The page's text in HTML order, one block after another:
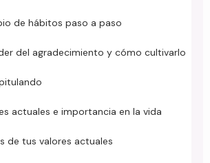
de hábitos paso a paso
del agradecimiento y cómo cultivarlo
actuales e importancia en la vida
de tus valores actuales